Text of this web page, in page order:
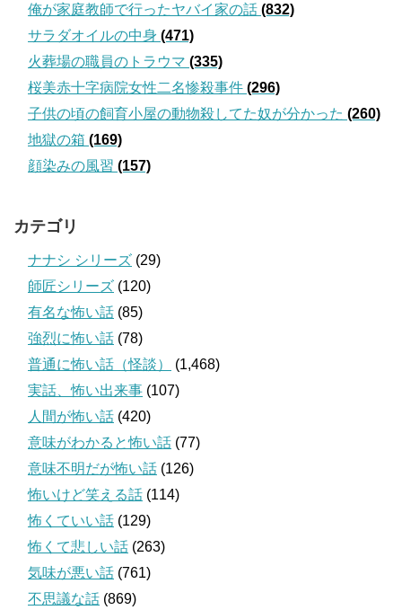
俺が家庭教師で行ったヤバイ家の話 (832)
サラダオイルの中身 (471)
火葬場の職員のトラウマ (335)
桜美赤十字病院女性二名惨殺事件 (296)
子供の頃の飼育小屋の動物殺してた奴が分かった (260)
地獄の箱 (169)
顔染みの風習 (157)
カテゴリ
ナナシ シリーズ (29)
師匠シリーズ (120)
有名な怖い話 (85)
強烈に怖い話 (78)
普通に怖い話（怪談）
(1,468)
実話、怖い出来事 (107)
人間が怖い話 (420)
意味がわかると怖い話 (77)
意味不明だが怖い話 (126)
怖いけど笑える話 (114)
怖くていい話 (129)
怖くて悲しい話 (263)
気味が悪い話 (761)
不思議な話 (869)